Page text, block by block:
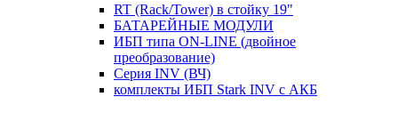
RT (Rack/Tower) в стойку 19"
БАТАРЕЙНЫЕ МОДУЛИ
ИБП типа ON-LINE (двойное
преобразование)
Серия INV (ВЧ)
комплекты ИБП Stark INV с АКБ